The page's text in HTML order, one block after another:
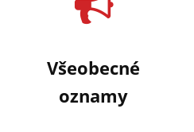
Všeobecné
oznamy